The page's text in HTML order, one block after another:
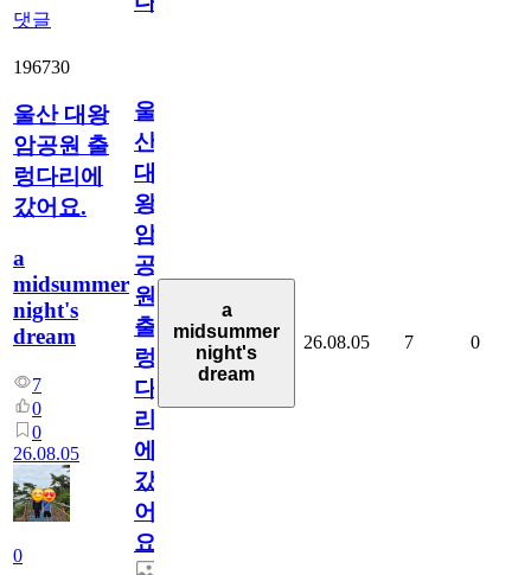
댓글
196730
울산 대왕
암공원 출
렁다리에
갔어요.
a
midsummer
night's
dream
7
0
0
26.08.05
0
울
산
대
왕
암
공
원
출
렁
다
리
에
갔
어
요.
a
midsummer
night's
dream
26.08.05 7 0